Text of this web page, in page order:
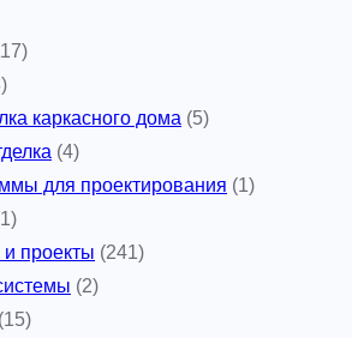
каркасного дома (5)
(4)
для проектирования (1)
проекты (241)
(2)
(15)